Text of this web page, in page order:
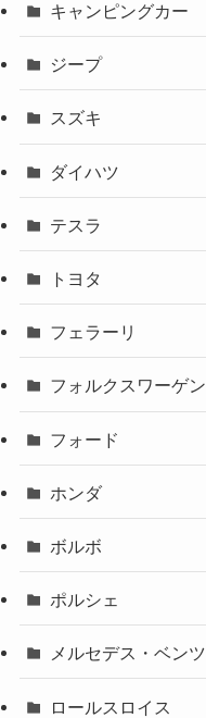
キャンピングカー
ジープ
スズキ
ダイハツ
テスラ
トヨタ
フェラーリ
フォルクスワーゲン
フォード
ホンダ
ボルボ
ポルシェ
メルセデス・ベンツ
ロールスロイス